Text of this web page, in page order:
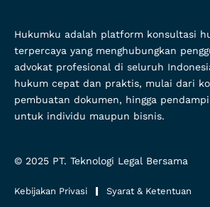
Hukumku adalah platform konsultasi
terpercaya yang menghubungkan
advokat profesional di seluruh
hukum cepat dan praktis, mulai dari
pembuatan dokumen, hingga
untuk individu maupun bisnis.
© 2025 PT. Teknologi Legal Bersama
Kebijakan Privasi Syarat & Ketentuan